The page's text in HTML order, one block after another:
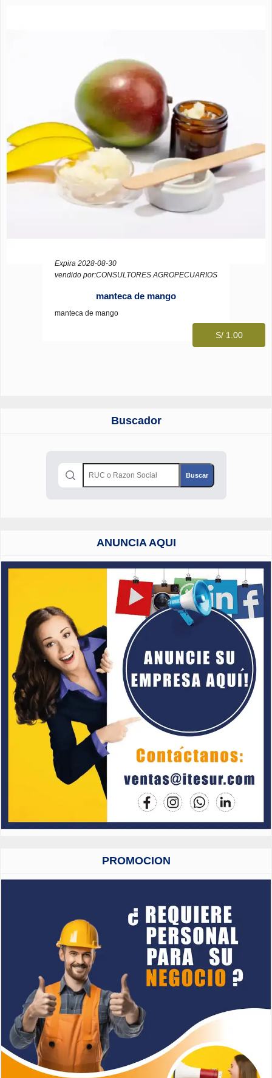
Expira 2028-08-30
vendido por:CONSULTORES AGROPECUARIOS
manteca de mango
manteca de mango
S/ 1.00
Buscador
ANUNCIA AQUI
PROMOCION